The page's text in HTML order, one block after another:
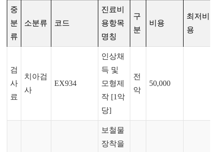
중
분
류
소분류 코드
진료비
용항목
명칭
구
분
비용
최저비
용
검
사
료
치아검
사
EX934
인상채
득 및
모형제
작 [1악
당]
전
악
50,000
보철물
장착을